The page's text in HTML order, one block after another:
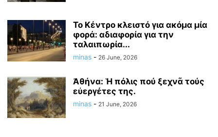
Το Κέντρο κλειστό για ακόμα μία
φορά: αδιαφορία για την
ταλαιπωρία...
minas - 26 June, 2026
Ἀθήνα: Ἡ πόλις πού ξεχνᾶ τούς
εὐεργέτες της.
minas - 21 June, 2026